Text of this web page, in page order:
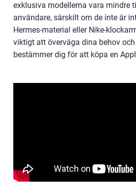
exklusiva modellerna vara mindre
användare, särskilt om de inte är
Hermes-material eller Nike-
viktigt att överväga dina behov
bestämmer dig för att köpa en